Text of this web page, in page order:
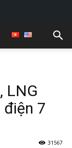
LNG
điện 7
31567